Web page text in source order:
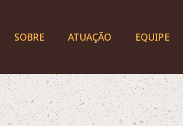
SOBRE ATUAÇÃO EQUIPE